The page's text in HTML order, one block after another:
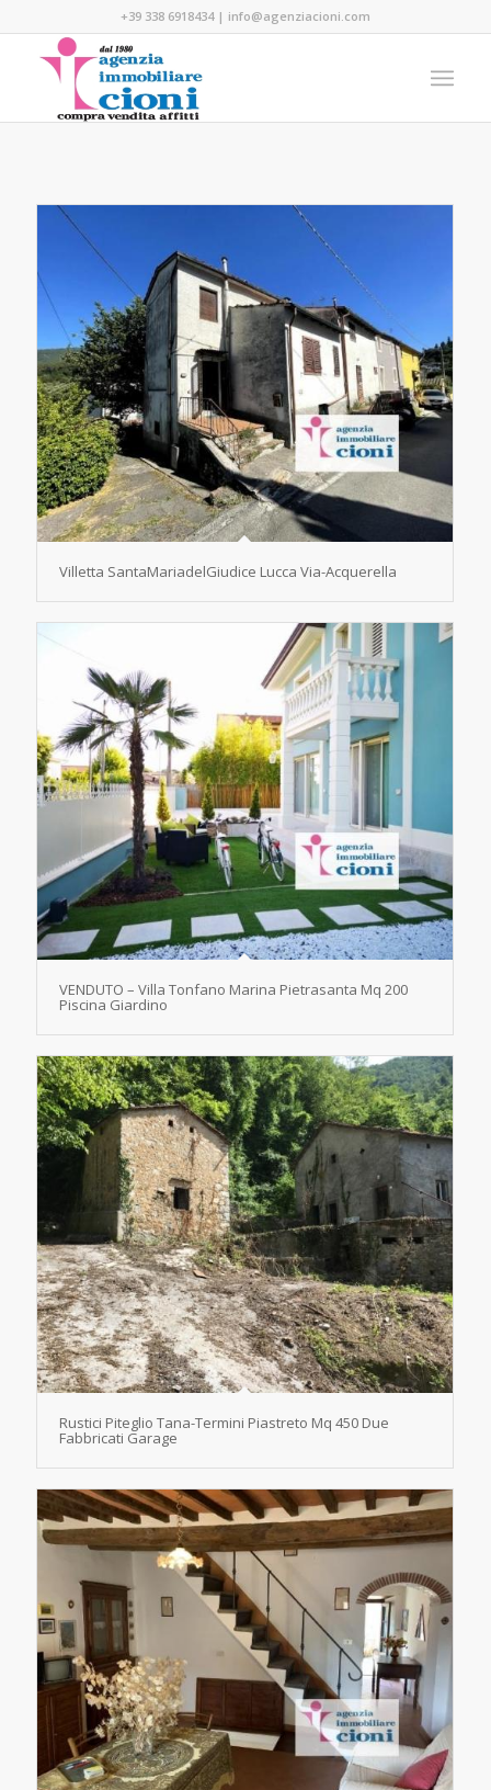
+39 338 6918434| info@agenziacioni.com
Villetta SantaMariadelGiudice Lucca Via-Acquerella
VENDUTO – Villa Tonfano Marina Pietrasanta Mq 200
Piscina Giardino
Rustici Piteglio Tana-Termini Piastreto Mq 450 Due
Fabbricati Garage